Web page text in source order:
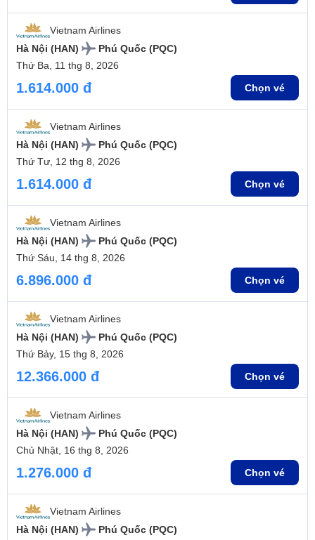
Vietnam Airlines
Hà Nội (HAN)
Phú Quốc (PQC)
Thứ Ba, 11 thg 8, 2026
1.614.000 đ Chọn vé
Vietnam Airlines
Hà Nội (HAN)
Phú Quốc (PQC)
Thứ Tư, 12 thg 8, 2026
1.614.000 đ Chọn vé
Vietnam Airlines
Hà Nội (HAN)
Phú Quốc (PQC)
Thứ Sáu, 14 thg 8, 2026
6.896.000 đ Chọn vé
Vietnam Airlines
Hà Nội (HAN)
Phú Quốc (PQC)
Thứ Bảy, 15 thg 8, 2026
12.366.000 đ Chọn vé
Vietnam Airlines
Hà Nội (HAN)
Phú Quốc (PQC)
Chủ Nhật, 16 thg 8, 2026
1.276.000 đ Chọn vé
Vietnam Airlines
Hà Nội (HAN)
Phú Quốc (PQC)